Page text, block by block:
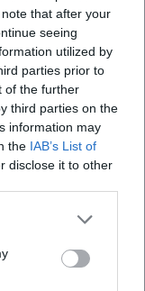
that after your
seeing
utilized by
parties prior to
of the further
third parties on the
information may
the IAB’s List of
disclose it to other
ins Bild
Bildregie –
2021 entstand
TV-Serie
startete
wurde. Die